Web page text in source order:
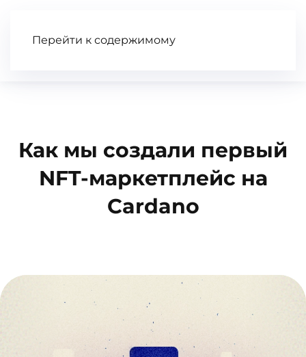
Перейти к содержимому
Как мы создали первый
NFT-маркетплейс на
Cardano